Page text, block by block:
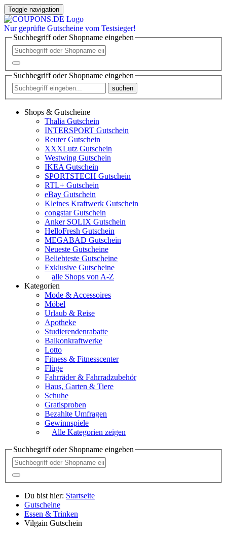
Toggle navigation
Nur geprüfte Gutscheine vom Testsieger!
Suchbegriff oder Shopname eingeben
Suchbegriff oder Shopname eingeben
suchen
Shops & Gutscheine
Thalia Gutschein
INTERSPORT Gutschein
Reuter Gutschein
XXXLutz Gutschein
Westwing Gutschein
IKEA Gutschein
SPORTSTECH Gutschein
RTL+ Gutschein
eBay Gutschein
Kleines Kraftwerk Gutschein
congstar Gutschein
Anker SOLIX Gutschein
HelloFresh Gutschein
MEGABAD Gutschein
Neueste Gutscheine
Beliebteste Gutscheine
Exklusive Gutscheine
alle Shops von A-Z
Kategorien
Mode & Accessoires
Möbel
Urlaub & Reise
Apotheke
Studierendenrabatte
Balkonkraftwerke
Lotto
Fitness & Fitnesscenter
Flüge
Fahrräder & Fahrradzubehör
Haus, Garten & Tiere
Schuhe
Gratisproben
Bezahlte Umfragen
Gewinnspiele
Alle Kategorien zeigen
Suchbegriff oder Shopname eingeben
Du bist hier: Startseite
Gutscheine
Essen & Trinken
Vilgain Gutschein